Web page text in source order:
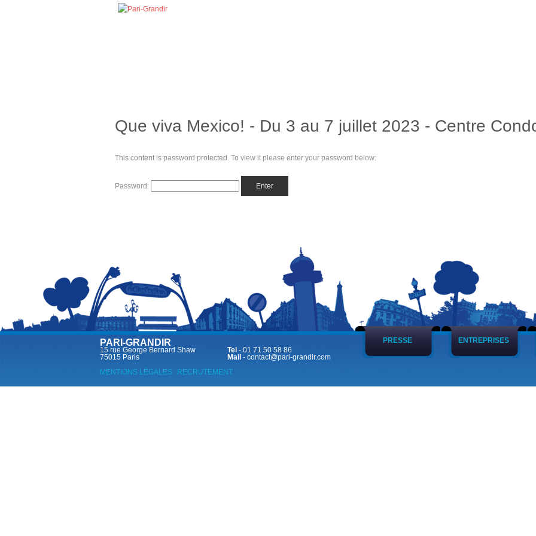
Que viva Mexico! - Du 3 au 7 juillet 2023 - Centre
This content is password protected. To view it please enter your password below:
Password:
PARI-GRANDIR
15 rue George Bernard Shaw
75015 Paris
Tel - 01 71 50 58 86
Mail - contact@pari-grandir.com
MENTIONS LÉGALES
RECRUTEMENT
PRESSE ENTREPRISES